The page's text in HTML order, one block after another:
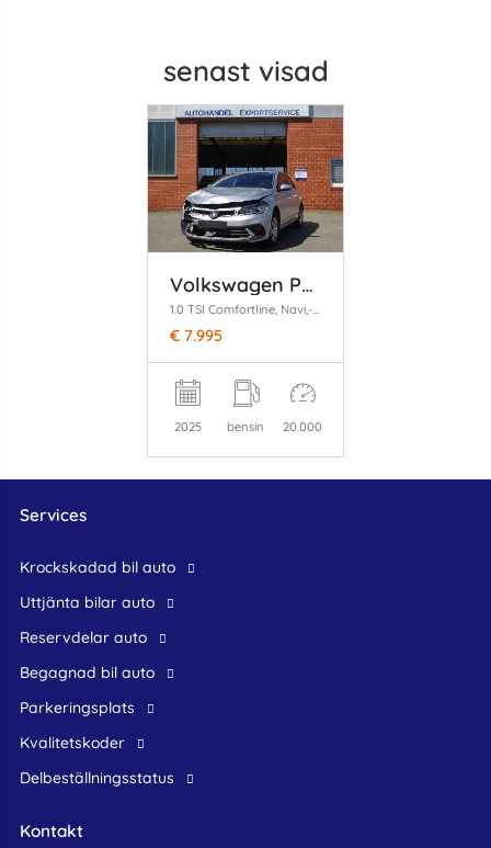
senast visad
Volkswagen Polo
1.0 TSI Comfortline, Navi,-MMS, Airco, Cruise, Lane assist
€ 7.995
2025 bensin 20.000
Services
krockskadad bil auto
Uttjänta bilar auto
reservdelar auto
begagnad bil auto
Parkeringsplats
Kvalitetskoder
Delbeställningsstatus
Kontakt